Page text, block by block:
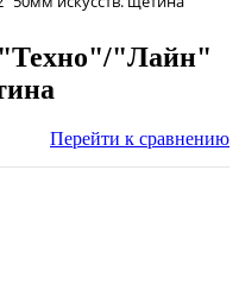
"Лайн"
Перейти к сравнению